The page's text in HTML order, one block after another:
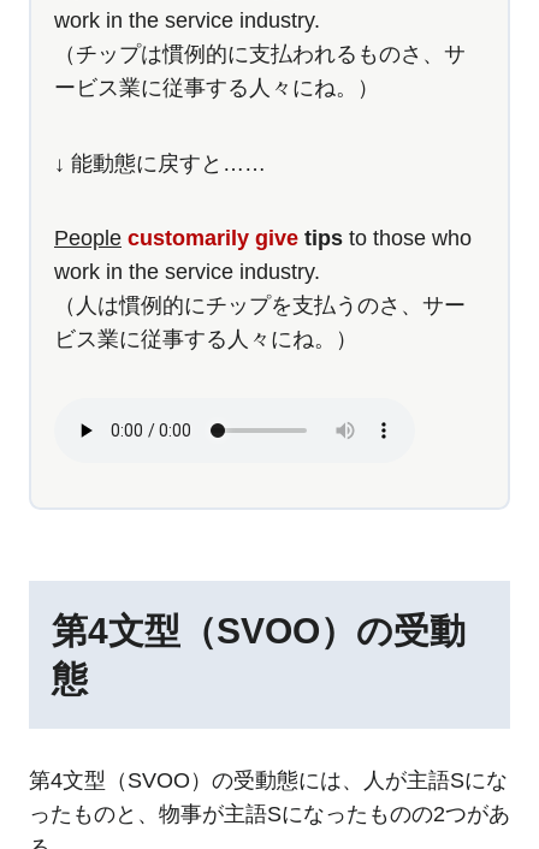
work in the service industry.
（チップは慣例的に支払われるものさ、サ
ービス業に従事する人々にね。）
↓ 能動態に戻すと……
People customarily give tips to those who
work in the service industry.
（人は慣例的にチップを支払うのさ、サー
ビス業に従事する人々にね。）
第4文型（SVOO）の受動
態
第4文型（SVOO）の受動態には、人が主語Sにな
ったものと、物事が主語Sになったものの2つがあ